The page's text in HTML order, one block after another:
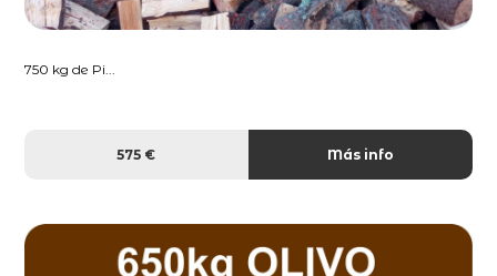
750 kg de Pi...
575 € Más info